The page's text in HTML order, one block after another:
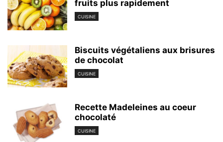
fruits plus rapidement
CUISINE
Biscuits végétaliens aux brisures
de chocolat
CUISINE
Recette Madeleines au coeur
chocolaté
CUISINE